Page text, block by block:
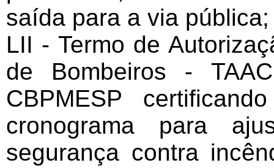
saída para a via pública;
LII - Termo de
de Bombeiros -
CBPMESP
cronograma para
segurança contra